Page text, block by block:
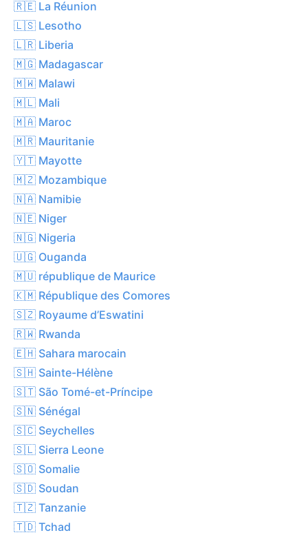
🇷🇪 La Réunion
🇱🇸 Lesotho
🇱🇷 Liberia
🇲🇬 Madagascar
🇲🇼 Malawi
🇲🇱 Mali
🇲🇦 Maroc
🇲🇷 Mauritanie
🇾🇹 Mayotte
🇲🇿 Mozambique
🇳🇦 Namibie
🇳🇪 Niger
🇳🇬 Nigeria
🇺🇬 Ouganda
🇲🇺 république de Maurice
🇰🇲 République des Comores
🇸🇿 Royaume d’Eswatini
🇷🇼 Rwanda
🇪🇭 Sahara marocain
🇸🇭 Sainte-Hélène
🇸🇹 São Tomé-et-Príncipe
🇸🇳 Sénégal
🇸🇨 Seychelles
🇸🇱 Sierra Leone
🇸🇴 Somalie
🇸🇩 Soudan
🇹🇿 Tanzanie
🇹🇩 Tchad